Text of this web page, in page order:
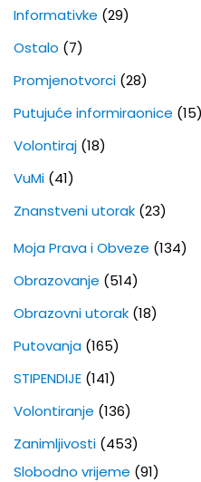
Informativke (29)
Ostalo (7)
Promjenotvorci (28)
Putujuće informiraonice (15)
Volontiraj (18)
VuMi (41)
Znanstveni utorak (23)
Moja Prava i Obveze (134)
Obrazovanje (514)
Obrazovni utorak (18)
Putovanja (165)
STIPENDIJE (141)
Volontiranje (136)
Zanimljivosti (453)
Slobodno vrijeme (91)